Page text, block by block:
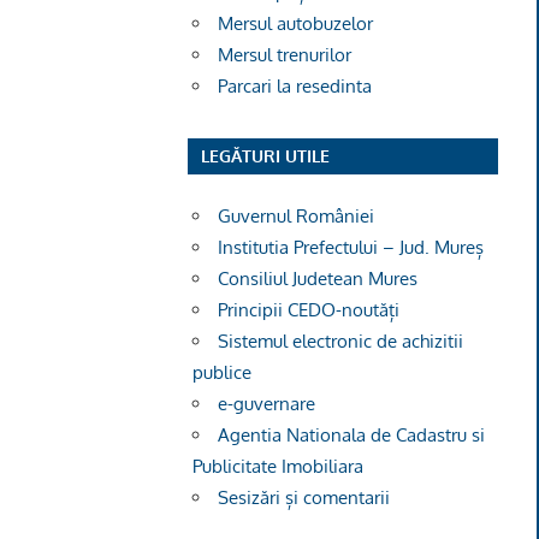
Mersul autobuzelor
Mersul trenurilor
Parcari la resedinta
LEGĂTURI UTILE
Guvernul României
Institutia Prefectului – Jud. Mureș
Consiliul Judetean Mures
Principii CEDO-noutăți
Sistemul electronic de achizitii
publice
e-guvernare
Agentia Nationala de Cadastru si
Publicitate Imobiliara
Sesizări și comentarii